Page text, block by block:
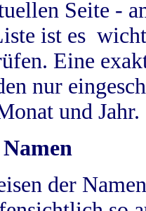
Seite -
ist es
Eine
nur
und Jahr.
der